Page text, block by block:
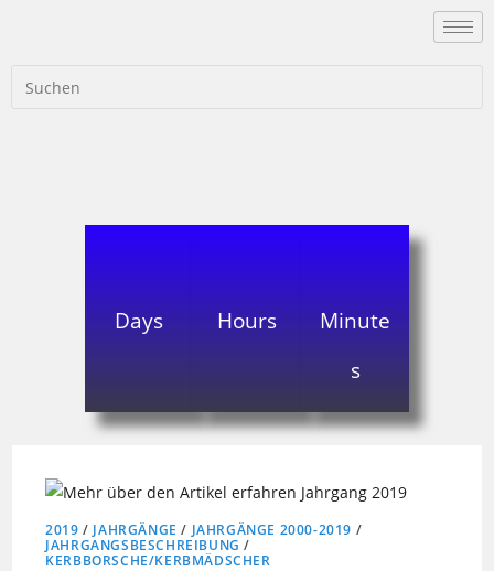
Days Hours
Minute
s
2019 / JAHRGÄNGE / JAHRGÄNGE 2000-2019 /
JAHRGANGSBESCHREIBUNG /
KERBBORSCHE/KERBMÄDSCHER